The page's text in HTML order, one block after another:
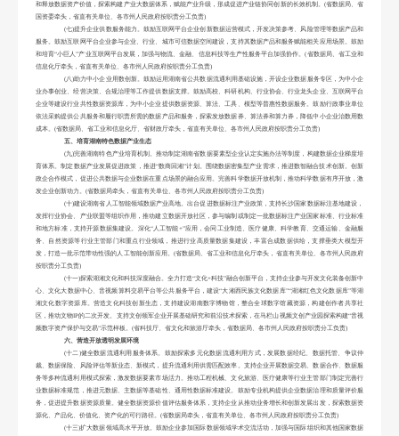
和释放数据资产价值，探索构建产业大数据体系，赋能产业升级，形成促进产业链协同创新的长效机制。(省数据局、省
国资委牵头，省直有关单位、各市州人民政府按职责分工负责)
(七)提升企业供数服务能力。鼓励互联网平台企业创新数据运营模式，开发决策参考、风险管理等数据产品和
服务。鼓励互联网平台企业参与企业、行业、城市可信数据空间建设，支持其数据产品和服务赋能相关应用场景。鼓励
和培育“小巨人”产业互联网平台发展，加强与物流、金融、信息科技等生产性服务平台加强协作。(省数据局、省工业和
信息化厅牵头，省直有关单位、各市州人民政府按职责分工负责)
(八)助力中小企业用数创新。鼓励运用湖南省公共数据流通利用基础设施，开设企业数据服务专区，为中小企
业办事创业、经营决策、合规治理等工作提供数据支撑。鼓励高校、科研机构、行业协会、行业龙头企业、互联网平台
企业等建设行业共性数据资源库，为中小企业提供数据资源、算法、工具、模型等普惠性数据服务。鼓励行政事业单位
依法采购提供公共服务和履行职责所需的数据产品和服务，探索发放数据券、算法券和算力券，降低中小企业治数用数
成本。(省数据局、省工业和信息化厅、省财政厅牵头，省直有关单位、各市州人民政府按职责分工负责)
五、培育湖南特色数据产业生态
(九)完善湖南特色产业培育机制。推动制定湖南省数据要素型企业认定实施办法等制度，构建数据企业梯度培
育体系。制定数据产业发展促进政策，推进“数商回湘”计划。围绕数据密集型产业需求，推进数智融合技术创新。创新
政企合作模式，促进公共数据与企业数据在重点场景的融合应用。完善科学数据开放机制，推动科学数据有序开放，激
发企业创新动力。(省数据局牵头，省直有关单位、各市州人民政府按职责分工负责)
(十)建设湖南省人工智能领域数据产业高地。出台促进数据标注产业政策，支持长沙国家数据标注基地建设，
发挥行业协会、产业联盟等组织作用，推动建立数据开放社区，参与编制或制定一批数据标注产业国家标准、行业标准
和地方标准，支持开源数据集建设。深化“人工智能+”应用，会同工业制造、医疗健康、科学教育、交通运输、金融服
务、自然资源等行业主管部门和重点行业领域，推进行业高质量数据集建设，丰富合成数据供给，支撑垂类大模型开
发，打造一批示范带动性强的人工智能创新应用。(省数据局、省工业和信息化厅牵头，省直有关单位、各市州人民政府
按职责分工负责)
(十一)探索湖湘文化和科技深度融合。全力打造“文化+科技”融合创新平台，支持企业参与开发文化装备创新中
心、文化大数据中心、音视频算料交易平台等公共服务平台，建设“大湘西民族文化数据库”“湖湘红色文化数据库”等湖
湘文化数字资源库。营造文化科技创新生态，支持建设湖南数字博物馆，整合全球数字馆藏资源，构建创作者共享社
区，推动文物IP的二次开发。支持文创领军企业开展基础研究和前沿技术探索，在马栏山视频文创产业园探索构建“音视
频数字资产保护与交易”示范样板。(省科技厅、省文化和旅游厅牵头，省数据局、各市州人民政府按职责分工负责)
六、营造开放透明发展环境
(十二)健全数据流通利用服务体系。鼓励探索多元化数据流通利用方式，发展数据经纪、数据托管、争议仲
裁、数据保险、风险评估等新业态、新模式，提升流通利用供需匹配效率。支持企业开展数据交易、数据合作、数据服
务等多种流通利用模式探索，激发数据要素市场活力。推动工程机械、文化旅游、医疗健康等行业主管部门制定完善行
业数据标准规范，推进元数据、主数据等基础性、通用性数据标准建设。鼓励专业机构提供企业数据治理和质量评价服
务，促进提升数据资源质量。健全数据资源价值评估服务体系，支持企业从推动业务增长和创新发展出发，探索数据资
源化、产品化、价值化、资产化的可行路径。(省数据局牵头，省直有关单位、各市州人民政府按职责分工负责)
(十三)扩大数据领域高水平开放。鼓励企业参加国际数据领域学术交流活动，加强与国际组织和其他国家数据